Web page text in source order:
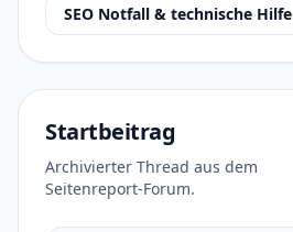
SEO Notfall & technische Hilfe
Startbeitrag
Archivierter Thread aus dem
Seitenreport-Forum.